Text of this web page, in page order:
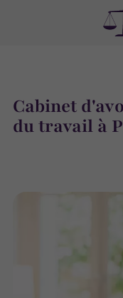
Cabinet
du travail à